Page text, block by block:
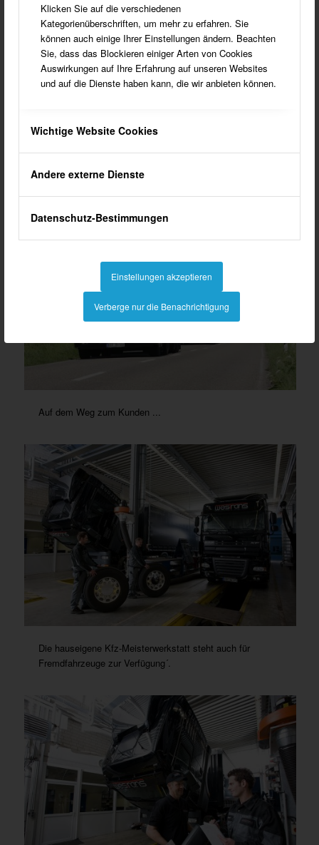
Klicken Sie auf die verschiedenen
Kategorienüberschriften, um mehr zu erfahren. Sie
können auch einige Ihrer Einstellungen ändern. Beachten
Sie, dass das Blockieren einiger Arten von Cookies
Auswirkungen auf Ihre Erfahrung auf unseren Websites
und auf die Dienste haben kann, die wir anbieten können.
Wichtige Website Cookies
Andere externe Dienste
Datenschutz-Bestimmungen
Einstellungen akzeptieren
Verberge nur die Benachrichtigung
Fremdfahrzeuge.
Auf dem Weg zum Kunden ...
Die hauseigene Kfz-Meisterwerkstatt steht auch für
Fremdfahrzeuge zur Verfügung´.